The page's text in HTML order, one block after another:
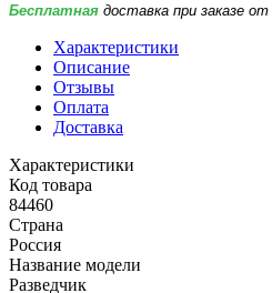
Бесплатная доставка при заказе от
Характеристики
Описание
Отзывы
Оплата
Доставка
Характеристики
Код товара
84460
Страна
Россия
Название модели
Разведчик